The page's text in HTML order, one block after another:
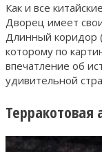
Как и все
Дворец имеет
Длинный коридор
которому по
впечатление об
удивительной
Терракотовая